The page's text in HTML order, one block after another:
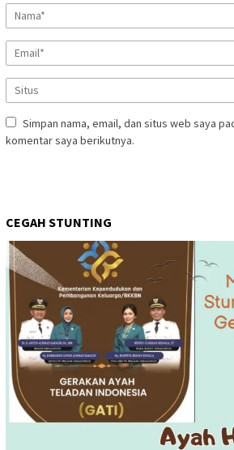
Simpan nama, email, dan situs web saya
komentar saya berikutnya.
CEGAH STUNTING